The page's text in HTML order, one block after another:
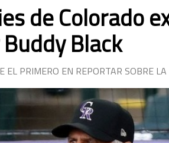
de Colorado
Black
EL PRIMERO EN REPORTAR SOBRE